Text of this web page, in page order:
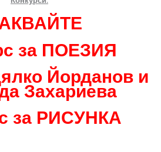
за ПОЕЗИЯ
Йорданов и
Захариева
за РИСУНКА